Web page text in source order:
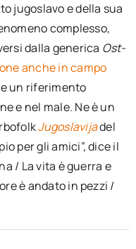
jugoslavo e della sua
complesso,
dalla generica Ost-
anche in campo
un riferimento
e nel male. Ne è un
Jugoslavijadel
per gli amici”, dice il
/ La vita è guerra e
è andato in pezzi /